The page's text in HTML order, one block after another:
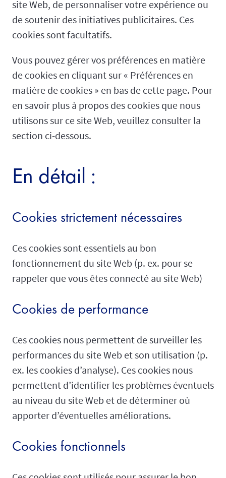
site Web, de personnaliser votre expérience ou
de soutenir des initiatives publicitaires. Ces
cookies sont facultatifs.
Vous pouvez gérer vos préférences en matière
de cookies en cliquant sur « Préférences en
matière de cookies » en bas de cette page. Pour
en savoir plus à propos des cookies que nous
utilisons sur ce site Web, veuillez consulter la
section ci-dessous.
En détail :
Cookies strictement nécessaires
Ces cookies sont essentiels au bon
fonctionnement du site Web (p. ex. pour se
rappeler que vous êtes connecté au site Web)
Cookies de performance
Ces cookies nous permettent de surveiller les
performances du site Web et son utilisation (p.
ex. les cookies d’analyse). Ces cookies nous
permettent d’identifier les problèmes éventuels
au niveau du site Web et de déterminer où
apporter d’éventuelles améliorations.
Cookies fonctionnels